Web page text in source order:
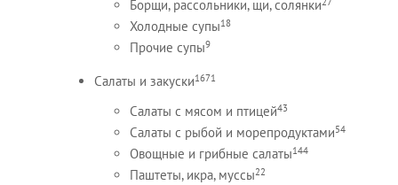
Борщи, рассольники, щи, солянки
Холодные супы18
Прочие супы9
Салаты и закуски1671
Салаты с мясом и птицей43
Салаты с рыбой и морепродуктами54
Овощные и грибные салаты144
Паштеты, икра, муссы22